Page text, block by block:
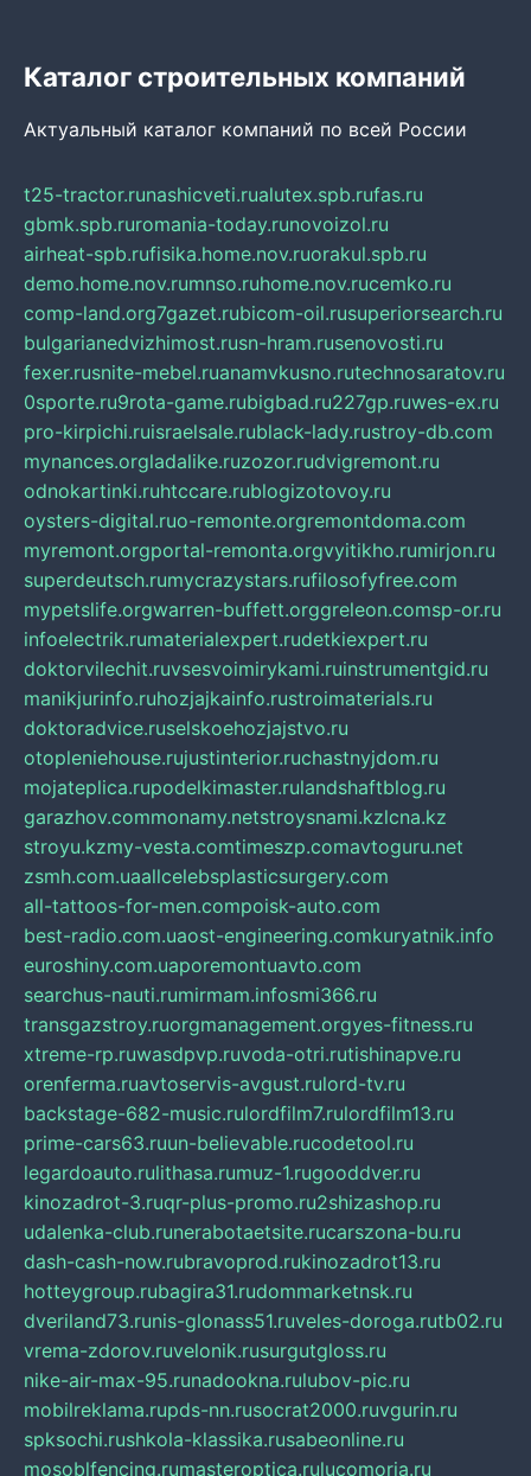
Каталог строительных компаний
Актуальный каталог компаний по всей России
t25-tractor.runashicveti.rualutex.spb.rufas.ru
gbmk.spb.ruromania-today.runovoizol.ru
airheat-spb.rufisika.home.nov.ruorakul.spb.ru
demo.home.nov.rumnso.ruhome.nov.rucemko.ru
comp-land.org7gazet.rubicom-oil.rusuperiorsearch.ru
bulgarianedvizhimost.rusn-hram.rusenovosti.ru
fexer.rusnite-mebel.ruanamvkusno.rutechnosaratov.ru
0sporte.ru9rota-game.rubigbad.ru227gp.ruwes-ex.ru
pro-kirpichi.ruisraelsale.rublack-lady.rustroy-db.com
mynances.orgladalike.ruzozor.rudvigremont.ru
odnokartinki.ruhtccare.rublogizotovoy.ru
oysters-digital.ruo-remonte.orgremontdoma.com
myremont.orgportal-remonta.orgvyitikho.rumirjon.ru
superdeutsch.rumycrazystars.rufilosofyfree.com
mypetslife.orgwarren-buffett.orggreleon.comsp-or.ru
infoelectrik.rumaterialexpert.rudetkiexpert.ru
doktorvilechit.ruvsesvoimirykami.ruinstrumentgid.ru
manikjurinfo.ruhozjajkainfo.rustroimaterials.ru
doktoradvice.ruselskoehozjajstvo.ru
otopleniehouse.rujustinterior.ruchastnyjdom.ru
mojateplica.rupodelkimaster.rulandshaftblog.ru
garazhov.commonamy.netstroysnami.kzlcna.kz
stroyu.kzmy-vesta.comtimeszp.comavtoguru.net
zsmh.com.uaallcelebsplasticsurgery.com
all-tattoos-for-men.compoisk-auto.com
best-radio.com.uaost-engineering.comkuryatnik.info
euroshiny.com.uaporemontuavto.com
searchus-nauti.rumirmam.infosmi366.ru
transgazstroy.ruorgmanagement.orgyes-fitness.ru
xtreme-rp.ruwasdpvp.ruvoda-otri.rutishinapve.ru
orenferma.ruavtoservis-avgust.rulord-tv.ru
backstage-682-music.rulordfilm7.rulordfilm13.ru
prime-cars63.ruun-believable.rucodetool.ru
legardoauto.rulithasa.rumuz-1.rugooddver.ru
kinozadrot-3.ruqr-plus-promo.ru2shizashop.ru
udalenka-club.runerabotaetsite.rucarszona-bu.ru
dash-cash-now.rubravoprod.rukinozadrot13.ru
hotteygroup.rubagira31.rudommarketnsk.ru
dveriland73.runis-glonass51.ruveles-doroga.rutb02.ru
vrema-zdorov.ruvelonik.rusurgutgloss.ru
nike-air-max-95.runadookna.rulubov-pic.ru
mobilreklama.rupds-nn.rusocrat2000.ruvgurin.ru
spksochi.rushkola-klassika.rusabeonline.ru
mosoblfencing.rumasteroptica.rulucomoria.ru